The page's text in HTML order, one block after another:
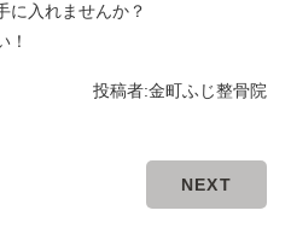
に入れませんか？
！
投稿者:金町ふじ整骨院
NEXT